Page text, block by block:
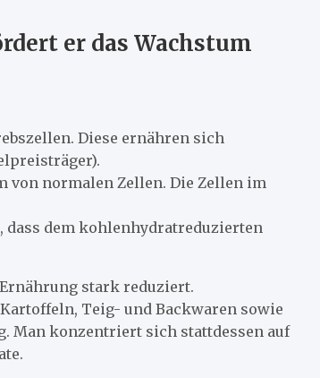
er das Wachstum
Diese ernähren sich
von normalen Zellen. Die Zellen im
dem kohlenhydratreduzierten
stark reduziert.
Teig- und Backwaren sowie
Man konzentriert sich stattdessen auf